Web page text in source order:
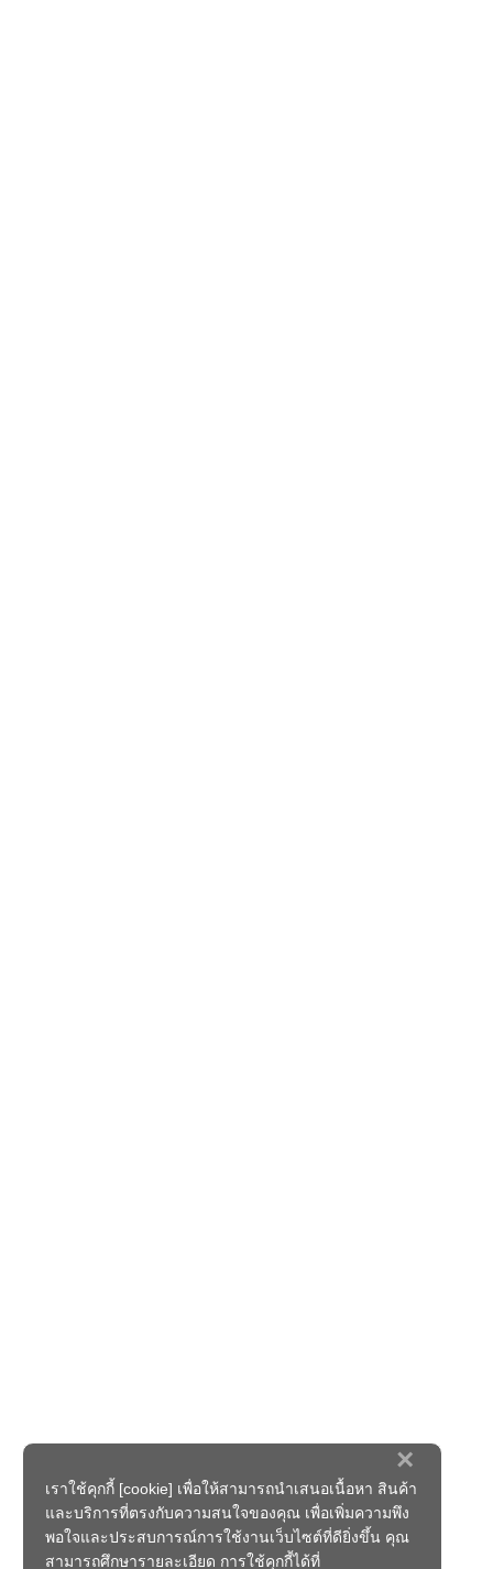
×
เราใช้คุกกี้ [cookie] เพื่อให้สามารถนำเสนอเนื้อหา สินค้า
และบริการที่ตรงกับความสนใจของคุณ เพื่อเพิ่มความพึง
พอใจและประสบการณ์การใช้งานเว็บไซต์ที่ดียิ่งขึ้น คุณ
สามารถศึกษารายละเอียด การใช้คุกกี้ได้ที่